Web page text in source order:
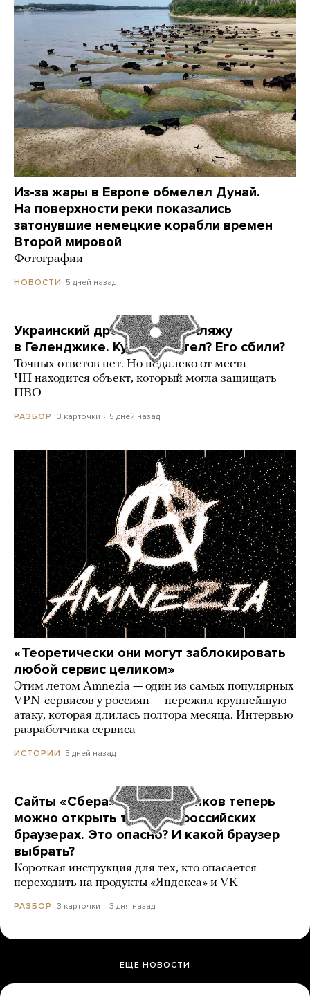
Из-за жары в Европе обмелел Дунай.
На поверхности реки показались
затонувшие немецкие корабли времен
Второй мировой
Фотографии
НОВОСТИ 5 дней назад
Украинский дрон попал по пляжу
в Геленджике. Куда он летел? Его сбили?
Точных ответов нет. Но недалеко от места
ЧП находится объект, который могла защищать
ПВО
РАЗБОР 3 карточки 5 дней назад
«Теоретически они могут заблокировать
любой сервис целиком»
Этим летом Amnezia — один из самых популярных
VPN-сервисов у россиян — пережил крупнейшую
атаку, которая длилась полтора месяца. Интервью
разработчика сервиса
ИСТОРИИ 5 дней назад
Сайты «Сбера» и других банков теперь
можно открыть только в российских
браузерах. Это опасно? И какой браузер
выбрать?
Короткая инструкция для тех, кто опасается
переходить на продукты «Яндекса» и VK
РАЗБОР 3 карточки 3 дня назад
ЕЩЕ НОВОСТИ